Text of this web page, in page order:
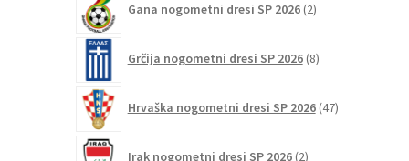
Gana nogometni dresi SP 2026 2izdelka
Grčija nogometni dresi SP 2026 8izdelkov
Hrvaška nogometni dresi SP 2026 47izdelkov
Irak nogometni dresi SP 2026 2